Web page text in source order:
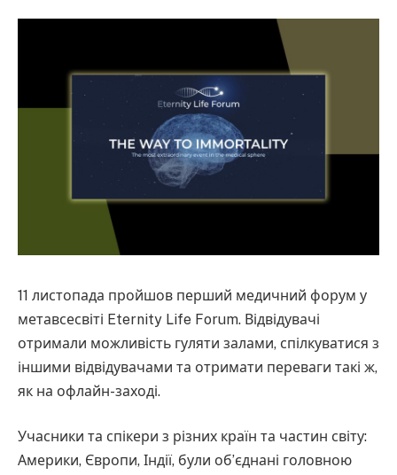
11 листопада пройшов перший медичний форум у
метавсесвіті Eternity Life Forum. Відвідувачі
отримали можливість гуляти залами, спілкуватися з
іншими відвідувачами та отримати переваги такі ж,
як на офлайн-заході.
Учасники та спікери з різних країн та частин світу:
Америки, Європи, Індії, були об’єднані головною